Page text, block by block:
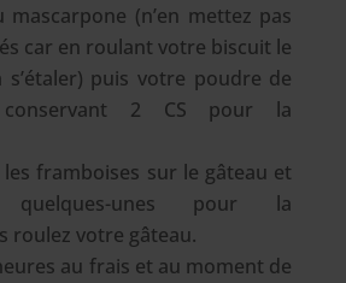
(n’en mettez pas
car en roulant votre biscuit le
s’étaler) puis votre poudre de
2 CS pour la
les framboises sur le gâteau et
quelques-unes pour la
roulez votre gâteau.
au frais et au moment de